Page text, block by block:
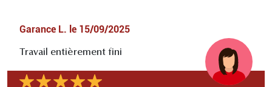
Garance L. le 15/09/2025
Travail entièrement fini